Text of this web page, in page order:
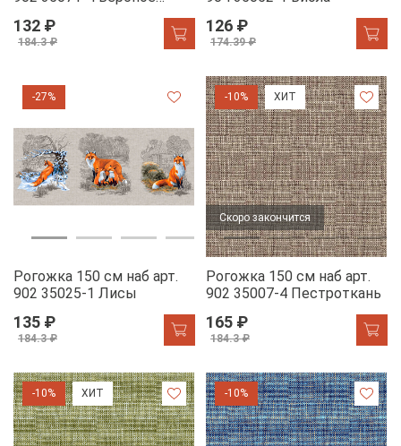
132 ₽
184.3 ₽
126 ₽
174.39 ₽
-27%
Рогожка 150 см наб арт.
902 35025-1 Лисы
135 ₽
184.3 ₽
-10% ХИТ
Скоро закончится
Рогожка 150 см наб арт.
902 35007-4 Пестроткань
165 ₽
184.3 ₽
-10% ХИТ -10%